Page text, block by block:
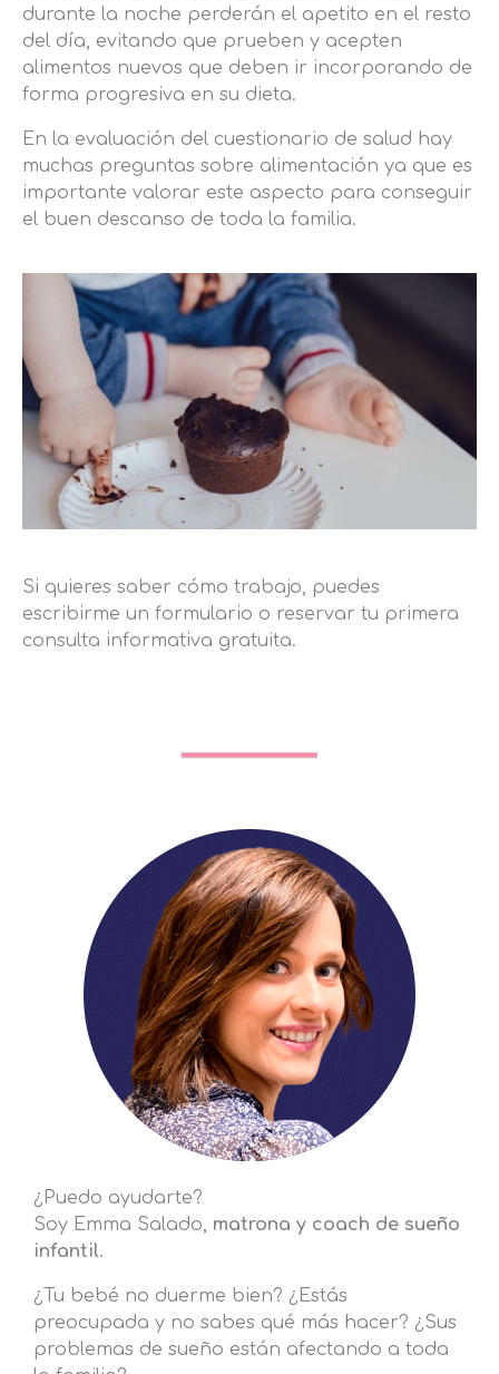
durante la noche perderán el apetito en el resto
del día, evitando que prueben y acepten
alimentos nuevos que deben ir incorporando de
forma progresiva en su dieta.
En la evaluación del cuestionario de salud hay
muchas preguntas sobre alimentación ya que es
importante valorar este aspecto para conseguir
el buen descanso de toda la familia.
Si quieres saber cómo trabajo, puedes
escribirme un formulario o reservar tu primera
consulta informativa gratuita.
¿Puedo ayudarte?
Soy Emma Salado, matrona y coach de sueño
infantil.
¿Tu bebé no duerme bien? ¿Estás
preocupada y no sabes qué más hacer? ¿Sus
problemas de sueño están afectando a toda